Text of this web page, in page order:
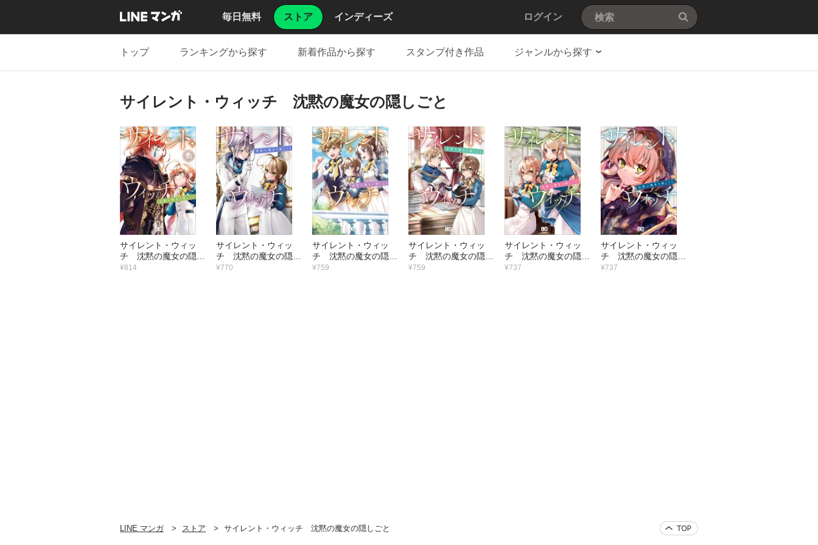
毎日無料 ストア インディーズ ログイン
トップ ランキングから探す 新着作品から探す スタンプ付き作品 ジャンルから探す
サイレント・ウィッチ 沈黙の魔女の隠しごと
サイレント・ウィッ
チ 沈黙の魔女の隠し
ごと VI
¥814
サイレント・ウィッ
チ 沈黙の魔女の隠し
ごと V
¥770
サイレント・ウィッ
チ 沈黙の魔女の隠し
ごと ＩV
¥759
サイレント・ウィッ
チ 沈黙の魔女の隠し
ごと ＩＩＩ
¥759
サイレント・ウィッ
チ 沈黙の魔女の隠し
ごと ＩＩ
¥737
サイレント・ウィッ
チ 沈黙の魔女の隠し
ごと Ｉ
¥737
LINE マンガ ストア サイレント・ウィッチ 沈黙の魔女の隠しごと